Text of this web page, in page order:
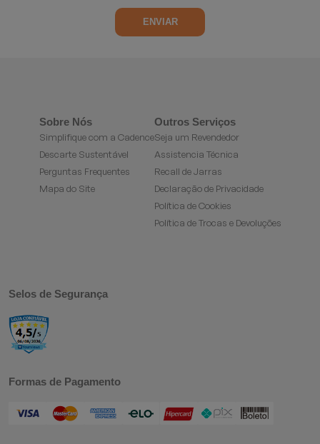
Sobre Nós
Simplifique com a Cadence
Descarte Sustentável
Perguntas Frequentes
Mapa do Site
Outros Serviços
Seja um Revendedor
Assistencia Técnica
Recall de Jarras
Declaração de Privacidade
Política de Cookies
Política de Trocas e Devoluções
Selos de Segurança
Formas de Pagamento